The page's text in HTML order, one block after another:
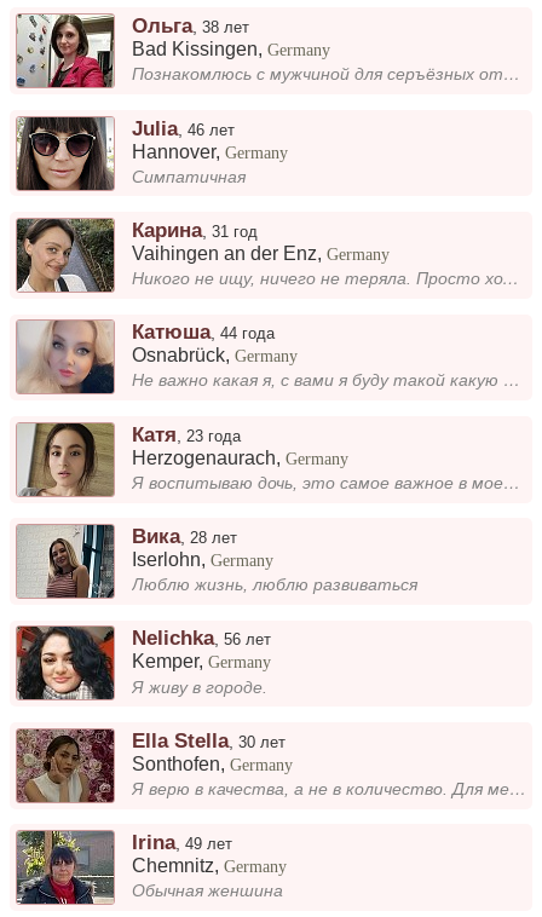
Ольга,38 лет
Bad Kissingen,Germany
Познакомлюсь с мужчиной для серъёзных отношений
Julia,46 лет
Hannover,Germany
Симпатичная
Карина,31 год
Vaihingen an der Enz,Germany
Никого не ищу, ничего не теряла. Просто хочу встретить интересного спутника жизни
Катюша,44 года
Osnabrück,Germany
Не важно какая я, с вами я буду такой какую вы заслуживаете))
Катя 23 года
Herzogenaurach,Germany
Я воспитываю дочь, это самое важное в моей жизни. Растим её с любовью, стараемся передать ценности, которые важны для ме...
Вика, 28 лет
Iserlohn,Germany
Люблю жизнь, люблю развиваться
Nelichka,56 лет
Kemper,Germany
Я живу в городе.
Ella Stella,30 лет
Sonthofen,Germany
Я верю в качества, а не в количество. Для меня важны искренность и глубокие эмоции, а не поверхностные связи. Если не го...
Irina,49 лет
Chemnitz,Germany
Обычная женшина